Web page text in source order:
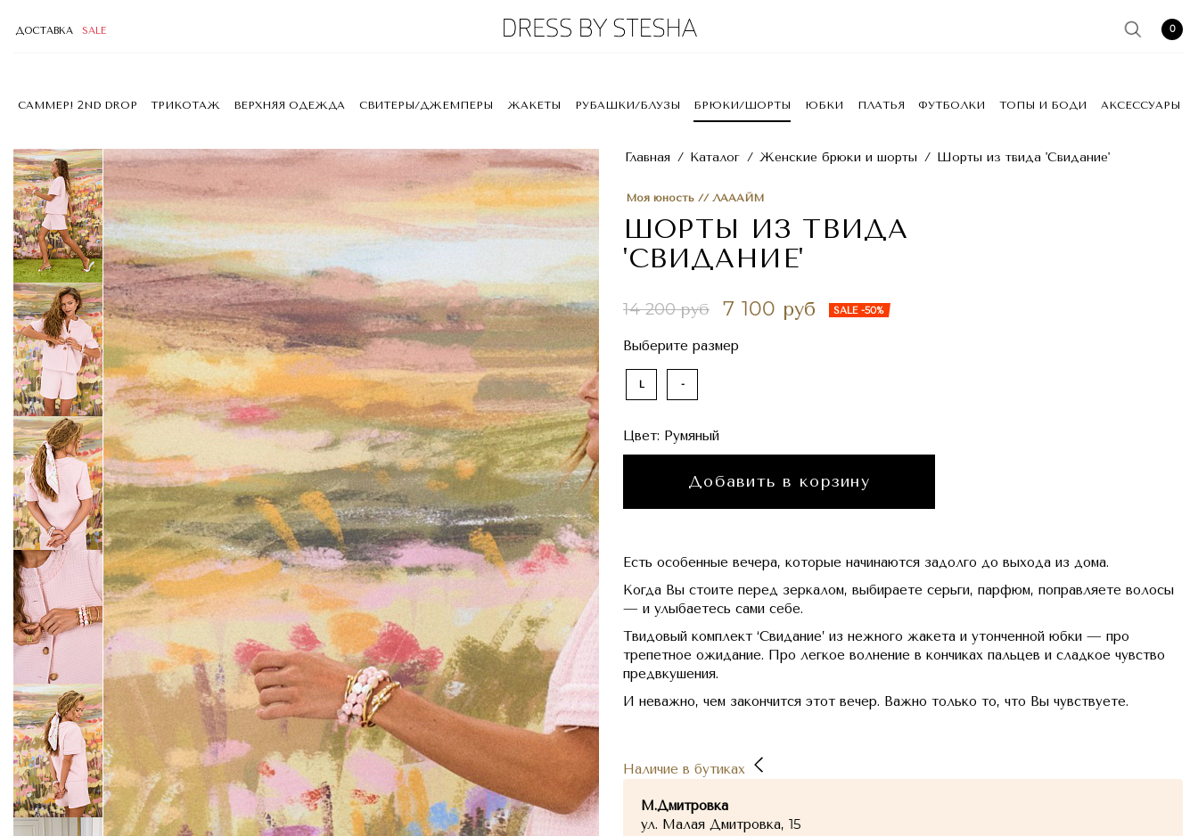
ДОСТАВКА SALE 0
САММЕР! 2ND DROP ТРИКОТАЖ ВЕРХНЯЯ ОДЕЖДА СВИТЕРЫ/ДЖЕМПЕРЫ ЖАКЕТЫ РУБАШКИ/БЛУЗЫ БРЮКИ/ШОРТЫ ЮБКИ ПЛАТЬЯ ФУТБОЛКИ ТОПЫ И БОДИ АКСЕССУАРЫ
Главная / Каталог / Женские брюки и шорты / Шорты из твида 'Свидание'
Моя юность // ЛАААЙМ
ШОРТЫ ИЗ ТВИДА
'СВИДАНИЕ'
14 200 руб 7 100 руб SALE -50%
Выберите размер
L -
Цвет: Румяный
Добавить в корзину
Есть особенные вечера, которые начинаются задолго до выхода из дома.
Когда Вы стоите перед зеркалом, выбираете серьги, парфюм, поправляете волосы
— и улыбаетесь сами себе.
Твидовый комплект ‘Свидание’ из нежного жакета и утонченной юбки — про
трепетное ожидание. Про легкое волнение в кончиках пальцев и сладкое чувство
предвкушения.
И неважно, чем закончится этот вечер. Важно только то, что Вы чувствуете.
Наличие в бутиках
М.Дмитровка
ул. Малая Дмитровка, 15